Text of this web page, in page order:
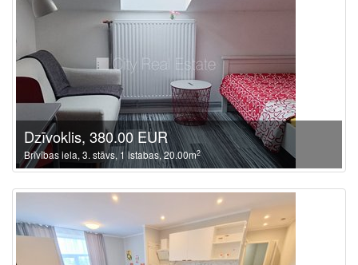
Dzīvoklis, 380.00 EUR
Brīvības iela, 3. stāvs, 1 istabas, 20.00m2